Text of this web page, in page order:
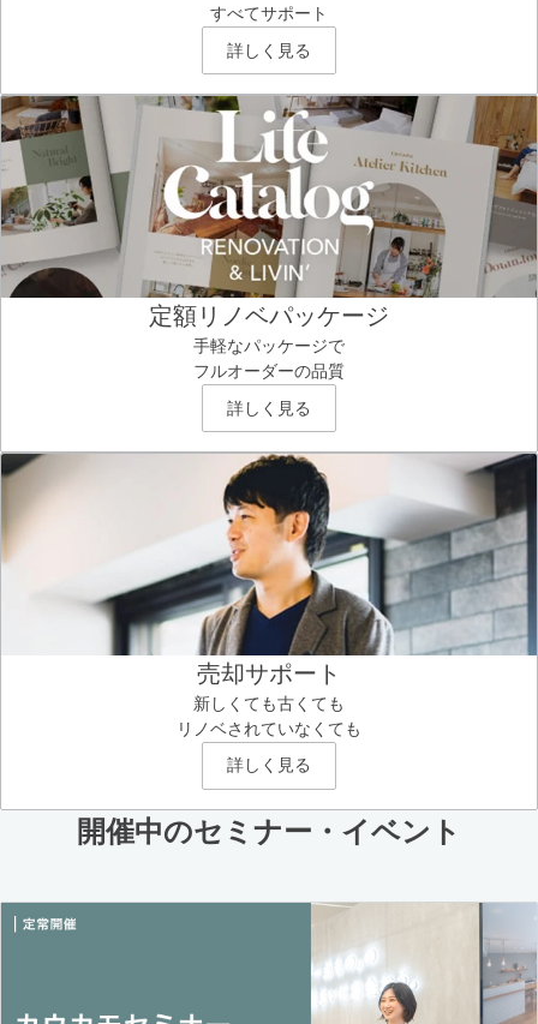
すべてサポート
詳しく見る
定額リノベパッケージ
手軽なパッケージで
フルオーダーの品質
詳しく見る
売却サポート
新しくても古くても
リノベされていなくても
詳しく見る
開催中のセミナー・イベント